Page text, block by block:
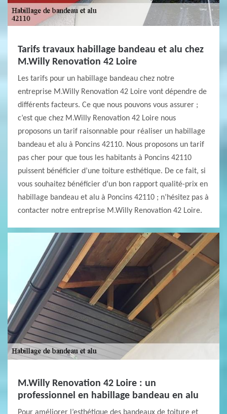
Tarifs travaux habillage bandeau et alu chez
M.Willy Renovation 42 Loire
Les tarifs pour un habillage bandeau chez notre
entreprise M.Willy Renovation 42 Loire vont dépendre de
différents facteurs. Ce que nous pouvons vous assurer ;
c’est que chez M.Willy Renovation 42 Loire nous
proposons un tarif raisonnable pour réaliser un habillage
bandeau et alu à Poncins 42110. Nous proposons un tarif
pas cher pour que tous les habitants à Poncins 42110
puissent bénéficier d’une toiture esthétique. De ce fait, si
vous souhaitez bénéficier d’un bon rapport qualité-prix en
habillage bandeau et alu à Poncins 42110 ; n’hésitez pas à
contacter notre entreprise M.Willy Renovation 42 Loire.
M.Willy Renovation 42 Loire : un
professionnel en habillage bandeau en alu